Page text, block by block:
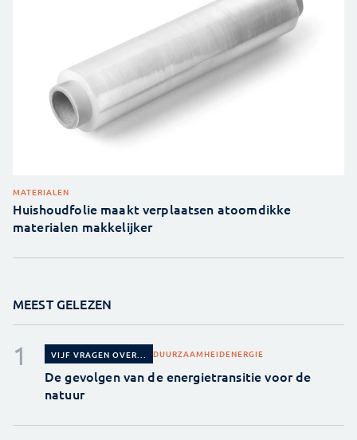
MATERIALEN
Huishoudfolie maakt verplaatsen atoomdikke
materialen makkelijker
MEEST GELEZEN
VIJF VRAGEN OVER... DUURZAAMHEIDENERGIE
De gevolgen van de energietransitie voor de
natuur